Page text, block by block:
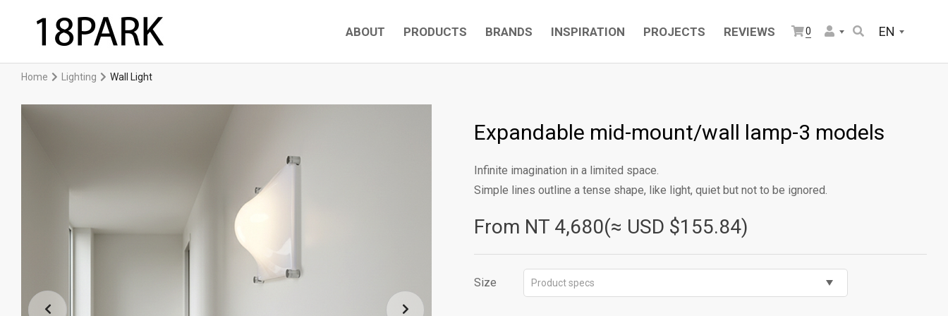
ABOUT PRODUCTS BRANDS INSPIRATION PROJECTS REVIEWS 0 EN
Home Lighting Wall Light
Expandable mid-mount/wall lamp-3 models
Infinite imagination in a limited space.
Simple lines outline a tense shape, like light, quiet but not to be ignored.
From NT 4,680(≈ USD $155.84)
Size Product specs